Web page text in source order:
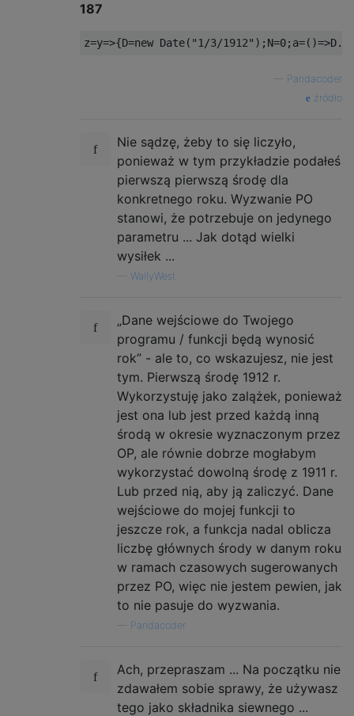
187
Pandacoder
źródło
Nie sądzę, żeby to się liczyło,
ponieważ w tym przykładzie podałeś
pierwszą pierwszą środę dla
konkretnego roku. Wyzwanie PO
stanowi, że potrzebuje on jedynego
parametru ... Jak dotąd wielki
wysiłek ...
WallyWest
„Dane wejściowe do Twojego
programu / funkcji będą wynosić
rok” - ale to, co wskazujesz, nie jest
tym. Pierwszą środę 1912 r.
Wykorzystuję jako zalążek, ponieważ
jest ona lub jest przed każdą inną
środą w okresie wyznaczonym przez
OP, ale równie dobrze mogłabym
wykorzystać dowolną środę z 1911 r.
Lub przed nią, aby ją zaliczyć. Dane
wejściowe do mojej funkcji to
jeszcze rok, a funkcja nadal oblicza
liczbę głównych środy w danym roku
w ramach czasowych sugerowanych
przez PO, więc nie jestem pewien, jak
to nie pasuje do wyzwania.
Pandacoder
Ach, przepraszam ... Na początku nie
zdawałem sobie sprawy, że używasz
tego jako składnika siewnego ...